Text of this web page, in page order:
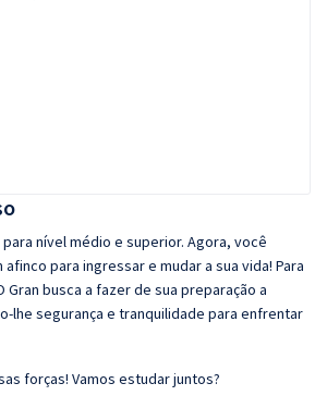
para nível médio e superior. Agora, você
para ingressar e mudar a sua vida! Para
busca a fazer de sua preparação a
lhe segurança e tranquilidade para enfrentar
forças! Vamos estudar juntos?